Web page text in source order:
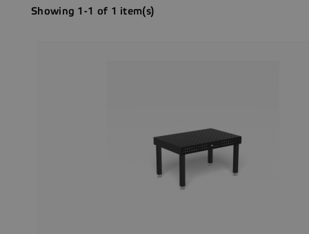
Showing 1-1 of 1 item(s)